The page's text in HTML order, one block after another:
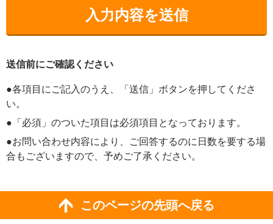
送信前にご確認ください
●各項目にご記入のうえ、「送信」ボタンを押してくださ
い。
●「必須」のついた項目は必須項目となっております。
●お問い合わせ内容により、ご回答するのに日数を要する場
合もございますので、予めご了承ください。
このページの先頭へ戻る